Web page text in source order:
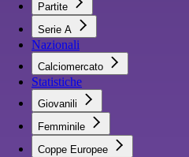
Partite
Serie A
Nazionali
Calciomercato
Statistiche
Giovanili
Femminile
Coppe Europee